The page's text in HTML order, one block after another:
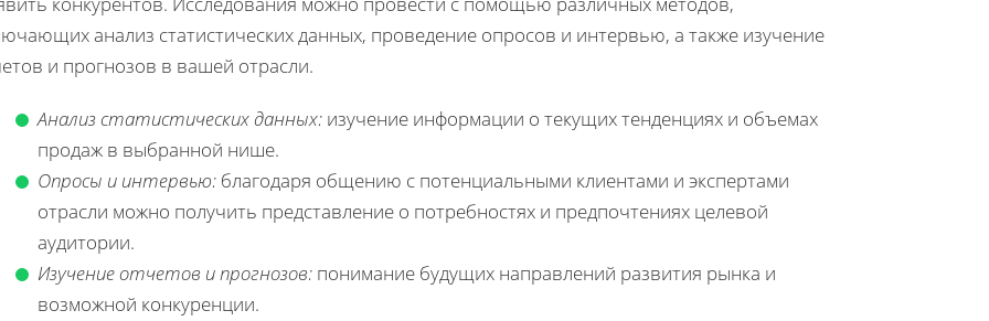
анализ статистических данных, проведение опросов и интервью, а также изучение
и прогнозов в вашей отрасли.
Анализ статистических данных: изучение информации о текущих тенденциях и объемах
продаж в выбранной нише.
Опросы и интервью: благодаря общению с потенциальными клиентами и экспертами
отрасли можно получить представление о потребностях и предпочтениях целевой
аудитории.
Изучение отчетов и прогнозов: понимание будущих направлений развития рынка и
возможной конкуренции.